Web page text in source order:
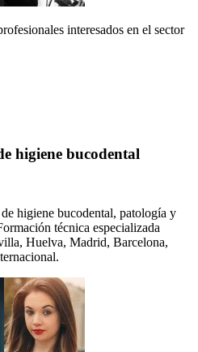
interesados en el sector
higiene bucodental
higiene bucodental, patología y
técnica especializada
Huelva, Madrid, Barcelona,